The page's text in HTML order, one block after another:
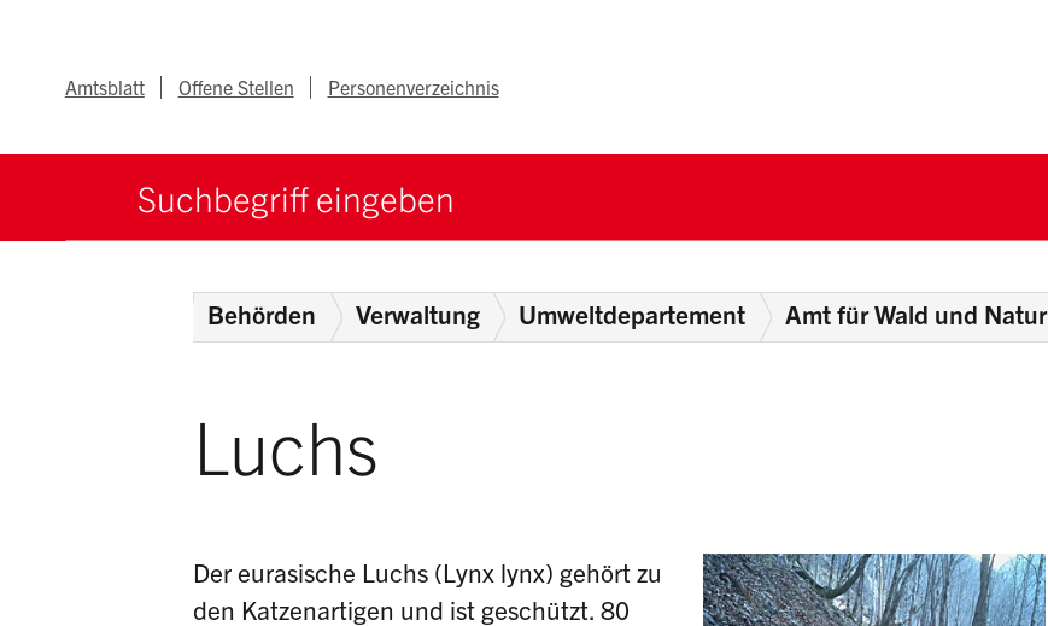
Metanav
Amtsblatt Offene Stellen Personenverzeichnis
Suchbegriff
HomeBehörden Verwaltung Umweltdepartement Amt für Wald und Natur
Luchs
Der eurasische Luchs (Lynx lynx) gehört zu
den Katzenartigen und ist geschützt. 80